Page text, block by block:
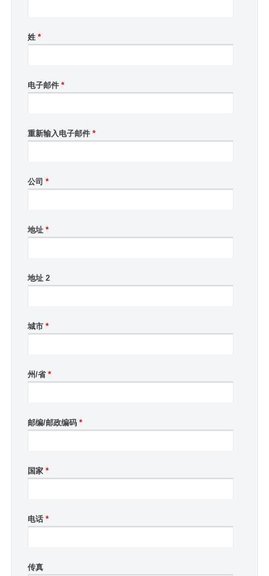
姓 *
电子邮件 *
重新输入电子邮件 *
公司 *
地址 *
地址 2
城市 *
州/省 *
邮编/邮政编码 *
国家 *
电话 *
传真